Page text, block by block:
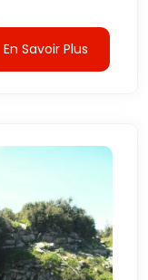
En Savoir Plus